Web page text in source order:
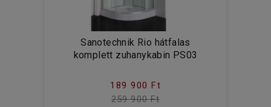
Sanotechnik Rio hátfalas
komplett zuhanykabin PS03
189 900 Ft
259 900 Ft